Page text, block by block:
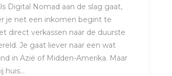
Digital Nomad aan de slag gaat,
je net een inkomen begint te
direct verkassen naar de duurste
Je gaat liever naar een wat
in Azië of Midden-Amerika. Maar
huis…